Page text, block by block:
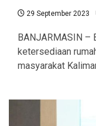
29 September 2023
BANJARMASIN –
ketersediaan
masyarakat